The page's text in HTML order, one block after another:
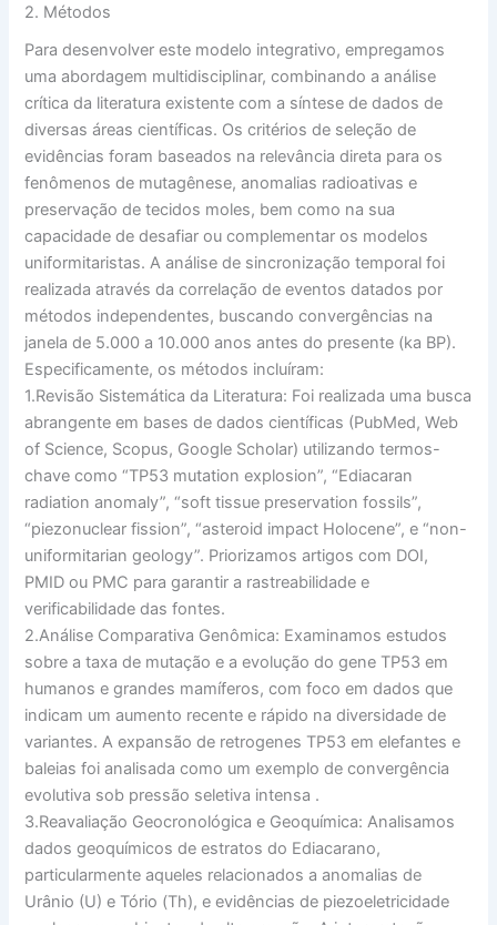
2. Métodos
Para desenvolver este modelo integrativo, empregamos
uma abordagem multidisciplinar, combinando a análise
crítica da literatura existente com a síntese de dados de
diversas áreas científicas. Os critérios de seleção de
evidências foram baseados na relevância direta para os
fenômenos de mutagênese, anomalias radioativas e
preservação de tecidos moles, bem como na sua
capacidade de desafiar ou complementar os modelos
uniformitaristas. A análise de sincronização temporal foi
realizada através da correlação de eventos datados por
métodos independentes, buscando convergências na
janela de 5.000 a 10.000 anos antes do presente (ka BP).
Especificamente, os métodos incluíram:
1.Revisão Sistemática da Literatura: Foi realizada uma busca
abrangente em bases de dados científicas (PubMed, Web
of Science, Scopus, Google Scholar) utilizando termos-
chave como “TP53 mutation explosion”, “Ediacaran
radiation anomaly”, “soft tissue preservation fossils”,
“piezonuclear fission”, “asteroid impact Holocene”, e “non-
uniformitarian geology”. Priorizamos artigos com DOI,
PMID ou PMC para garantir a rastreabilidade e
verificabilidade das fontes.
2.Análise Comparativa Genômica: Examinamos estudos
sobre a taxa de mutação e a evolução do gene TP53 em
humanos e grandes mamíferos, com foco em dados que
indicam um aumento recente e rápido na diversidade de
variantes. A expansão de retrogenes TP53 em elefantes e
baleias foi analisada como um exemplo de convergência
evolutiva sob pressão seletiva intensa .
3.Reavaliação Geocronológica e Geoquímica: Analisamos
dados geoquímicos de estratos do Ediacarano,
particularmente aqueles relacionados a anomalias de
Urânio (U) e Tório (Th), e evidências de piezoeletricidade